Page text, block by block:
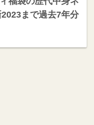
まで過去7年分